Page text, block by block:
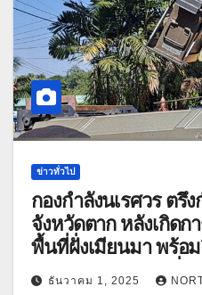
ข่าวทั่วไป
กองกำลังนเรศวร ตรึ
จังหวัดตาก หลังเกิดก
พื้นที่ฝั่งเมียนมา พร้อ
ส่องสว่างแจ้งเตือนฝั่งเ
ธันวาคม 1, 2025